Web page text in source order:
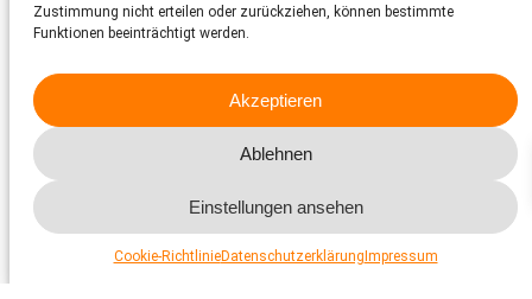
Zustimmung nicht erteilen oder zurückziehen, können bestimmte
Funktionen beeinträchtigt werden.
Akzeptieren
Ablehnen
Einstellungen ansehen
Cookie-RichtlinieDatenschutzerklärung Impressum
Mehr Informationen zur Forschung an und mit Tieren